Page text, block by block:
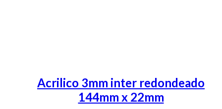
Acrilico 3mm inter redondeado
144mm x 22mm